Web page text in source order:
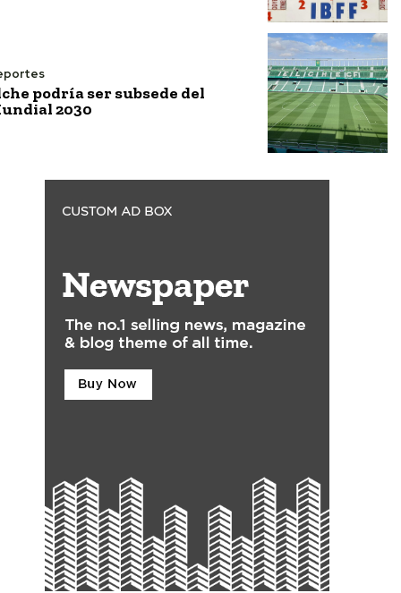
podría ser subsede del
2030